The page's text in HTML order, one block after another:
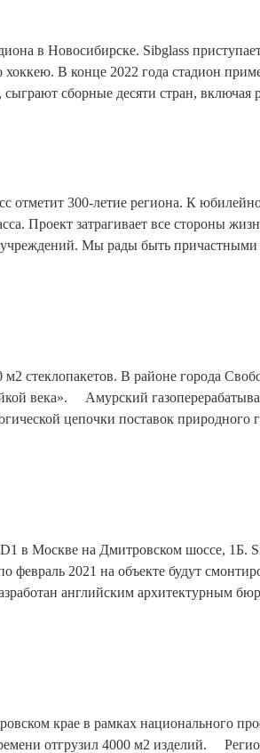
в Новосибирске. Sibglass
В конце 2022 года стадион
сборные десяти стран,
отметит 300-летие региона. К
Проект затрагивает все стороны
Мы рады быть
стеклопакетов. В районе города
века». ⠀ Амурский
цепочки поставок
в Москве на Дмитровском шоссе, 1Б.
2021 на объекте будут
английским архитектурным
крае в рамках национального
отгрузил 4000 м2 изделий. ⠀